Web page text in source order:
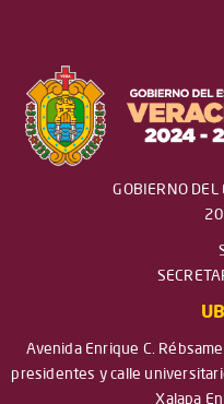
GOBIERNO DEL
Avenida Enrique C.
presidentes y calle
Xalapa